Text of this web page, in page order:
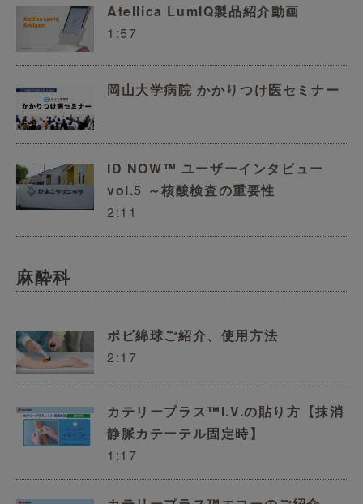
Atellica LumIQ製品紹介動画
1:57
岡山大学病院 かかりつけ医セミナー
ID NOW™ ユーザーインタビュー
vol.5 ～核酸検査の重要性
2:11
麻酔科
ポビ綿球ご紹介、使用方法
2:17
カテリープラス™I.V.の貼り方【抹消
静脈カテーテル固定時】
1:17